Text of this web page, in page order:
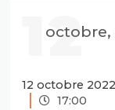
12
octobre,
12 octobre 2022
17:00